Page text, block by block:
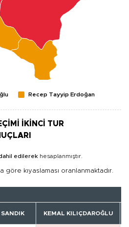
Recep Tayyip Erdoğan
İKİNCİ TUR
edilerek hesaplanmıştır.
göre kıyaslaması oranlanmaktadır.
SANDIK KEMAL KILIÇDAROĞLU